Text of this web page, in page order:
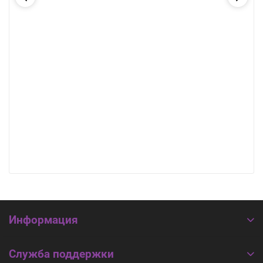
Информация
Служба поддержки